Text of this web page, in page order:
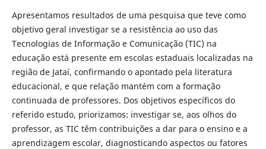
Apresentamos resultados de uma pesquisa que teve como
objetivo geral investigar se a resistência ao uso das
Tecnologias de Informação e Comunicação (TIC) na
educação está presente em escolas estaduais localizadas na
região de Jataí, confirmando o apontado pela literatura
educacional, e que relação mantém com a formação
continuada de professores. Dos objetivos específicos do
referido estudo, priorizamos: investigar se, aos olhos do
professor, as TIC têm contribuições a dar para o ensino e a
aprendizagem escolar, diagnosticando aspectos ou fatores